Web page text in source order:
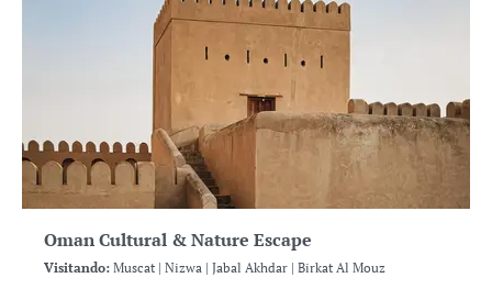
Oman Cultural & Nature Escape
Visitando: Muscat | Nizwa | Jabal Akhdar | Birkat Al Mouz